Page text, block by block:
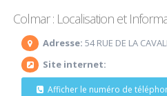
Colmar : Localisation et
Adresse: 54 RUE DE LA
Site internet:
Afficher le numéro de